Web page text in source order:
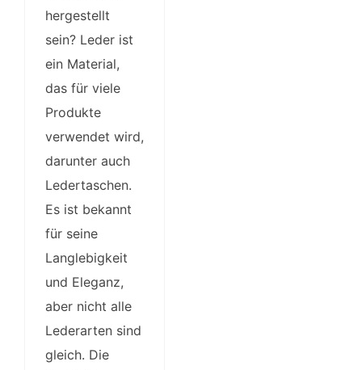
hergestellt
sein? Leder ist
ein Material,
das für viele
Produkte
verwendet wird,
darunter auch
Ledertaschen.
Es ist bekannt
für seine
Langlebigkeit
und Eleganz,
aber nicht alle
Lederarten sind
gleich. Die